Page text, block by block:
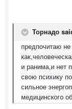
Торнадо
предпочитаю
и ранима,и нет
свою психику
сильное
медицинского